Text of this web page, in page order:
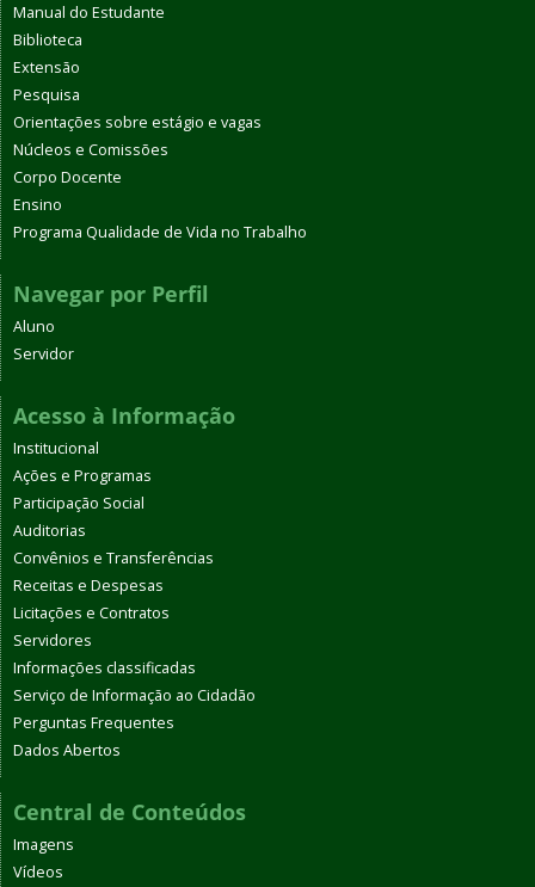
Manual do Estudante
Biblioteca
Extensão
Pesquisa
Orientações sobre estágio e vagas
Núcleos e Comissões
Corpo Docente
Ensino
Programa Qualidade de Vida no Trabalho
Navegar por Perfil
Aluno
Servidor
Acesso à Informação
Institucional
Ações e Programas
Participação Social
Auditorias
Convênios e Transferências
Receitas e Despesas
Licitações e Contratos
Servidores
Informações classificadas
Serviço de Informação ao Cidadão
Perguntas Frequentes
Dados Abertos
Central de Conteúdos
Imagens
Vídeos